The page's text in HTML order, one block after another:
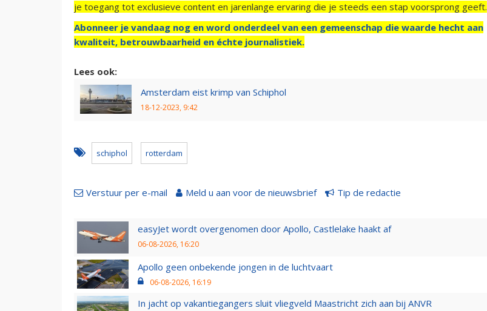
je toegang tot exclusieve content en jarenlange ervaring die je steeds een stap voorsprong geeft.
Abonneer je vandaag nog en word onderdeel van een gemeenschap die waarde hecht aan
kwaliteit, betrouwbaarheid en échte journalistiek.
Lees ook:
Amsterdam eist krimp van Schiphol
18-12-2023, 9:42
schiphol rotterdam
Verstuur per e-mail Meld u aan voor de nieuwsbrief Tip de redactie
easyJet wordt overgenomen door Apollo, Castlelake haakt af
06-08-2026, 16:20
Apollo geen onbekende jongen in de luchtvaart
06-08-2026, 16:19
In jacht op vakantiegangers sluit vliegveld Maastricht zich aan bij ANVR